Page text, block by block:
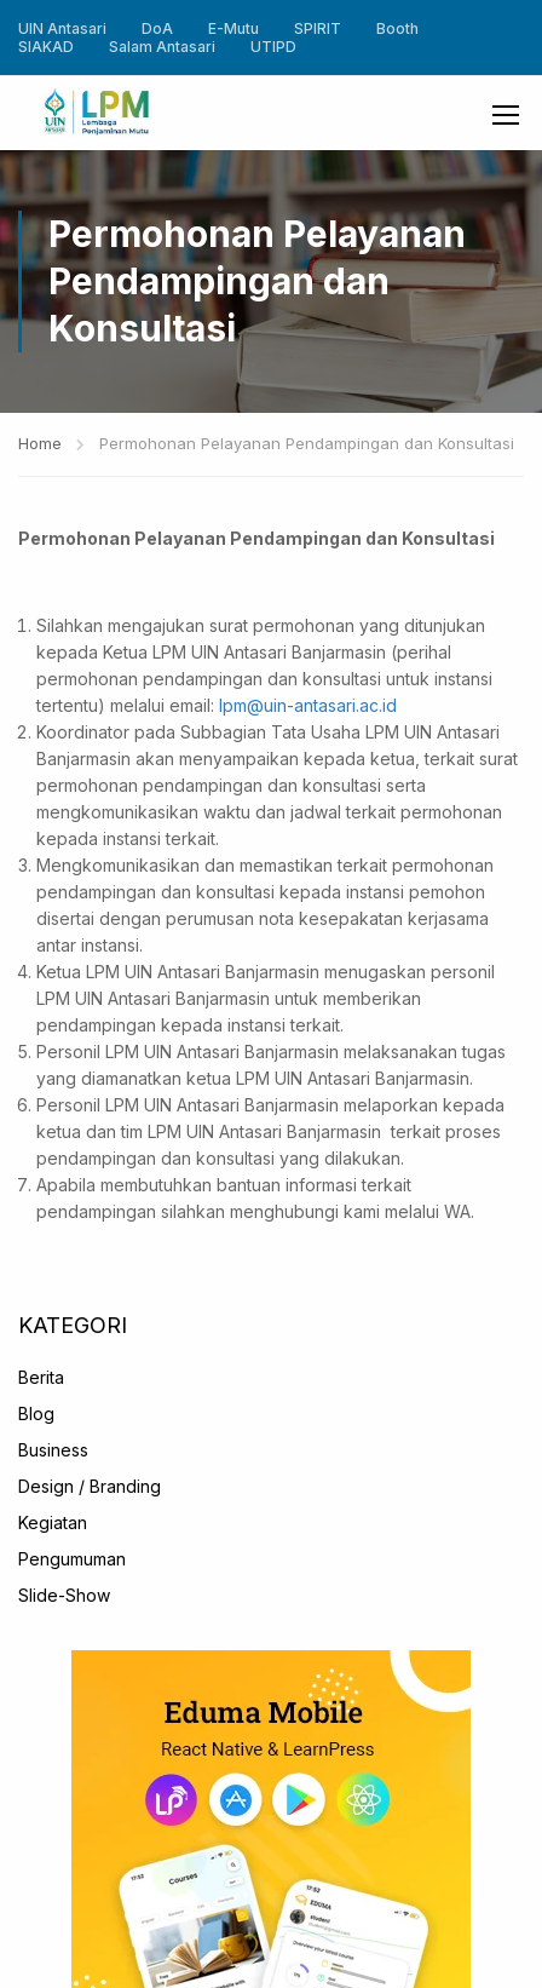
UIN Antasari DoA E-Mutu SPIRIT
Booth
SIAKAD
Salam Antasari UTIPD
Permohonan Pelayanan
Pendampingan dan
Konsultasi
Home Permohonan Pelayanan Pendampingan dan Konsultasi
Permohonan Pelayanan Pendampingan dan Konsultasi
Silahkan mengajukan surat permohonan yang ditunjukan
kepada Ketua LPM UIN Antasari Banjarmasin (perihal
permohonan pendampingan dan konsultasi untuk instansi
tertentu) melalui email: lpm@uin-antasari.ac.id
Koordinator pada Subbagian Tata Usaha LPM UIN Antasari
Banjarmasin akan menyampaikan kepada ketua, terkait surat
permohonan pendampingan dan konsultasi serta
mengkomunikasikan waktu dan jadwal terkait permohonan
kepada instansi terkait.
Mengkomunikasikan dan memastikan terkait permohonan
pendampingan dan konsultasi kepada instansi pemohon
disertai dengan perumusan nota kesepakatan kerjasama
antar instansi.
Ketua LPM UIN Antasari Banjarmasin menugaskan personil
LPM UIN Antasari Banjarmasin untuk memberikan
pendampingan kepada instansi terkait.
Personil LPM UIN Antasari Banjarmasin melaksanakan tugas
yang diamanatkan ketua LPM UIN Antasari Banjarmasin.
Personil LPM UIN Antasari Banjarmasin melaporkan kepada
ketua dan tim LPM UIN Antasari Banjarmasin terkait proses
pendampingan dan konsultasi yang dilakukan.
Apabila membutuhkan bantuan informasi terkait
pendampingan silahkan menghubungi kami melalui WA.
KATEGORI
Berita
Blog
Business
Design / Branding
Kegiatan
Pengumuman
Slide-Show